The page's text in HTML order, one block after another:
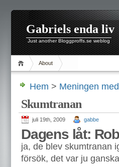
Gabriels enda liv
Just another Bloggproffs.se weblog
About
Hem > Meningen
Skumtranan
juli 19th, 2009 gabbe
Dagens låt:
ja, de blev skumtranan
försök, det var ju